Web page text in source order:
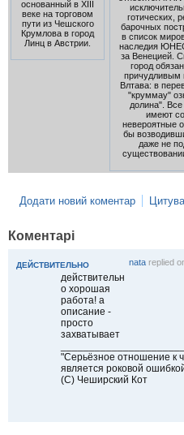
основанный в XIII
веке на торговом
пути из Чешского
Крумлова в город
Линц в Австрии.
готических,
барочных
в список
наследия
за Венецией.
город
причудливым
Влтава: в
"круммау"
долина".
имеют
невероятные
бы
даже не
Додати новий коментар
Коментарі
ДЕЙСТВИТЕЛЬНО natareplied
действительн
о хорошая
работа! а
описание -
просто
захватывает
"Серьёзное отношение к
является роковой
(С) Чеширский Кот